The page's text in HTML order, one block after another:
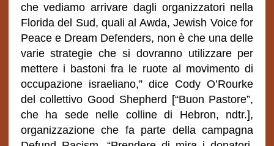
che vediamo arrivare dagli organizzatori nella
Florida del Sud, quali al Awda, Jewish Voice for
Peace e Dream Defenders, non è che una delle
varie strategie che si dovranno utilizzare per
mettere i bastoni fra le ruote al movimento di
occupazione israeliano,” dice Cody O’Rourke
del collettivo Good Shepherd [“Buon Pastore”,
che ha sede nelle colline di Hebron, ndtr.],
organizzazione che fa parte della campagna